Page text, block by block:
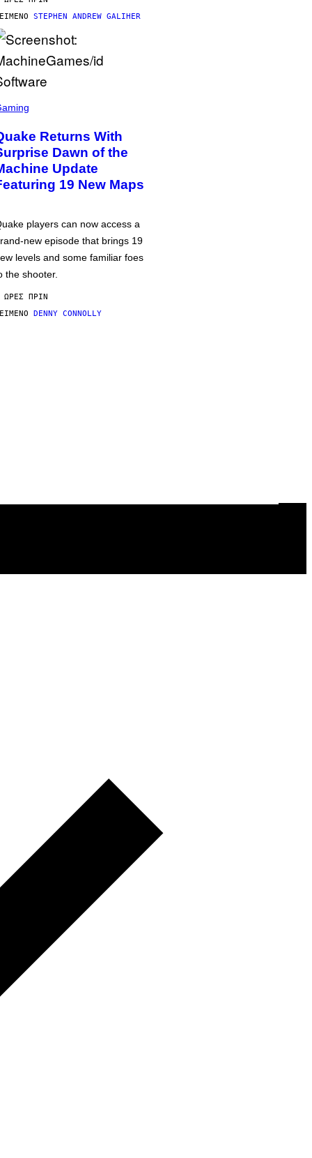
STEPHEN ANDREW GALIHER
Returns With
Dawn of the
Update
19 New Maps
players can now access a
new episode that brings 19
levels and some familiar foes
the shooter.
ΏΡΕΣ ΠΡΙΝ
DENNY CONNOLLY